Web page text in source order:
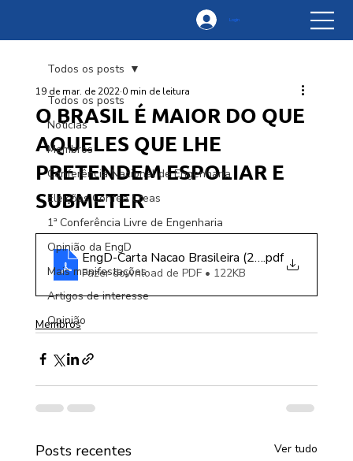
Login
Todos os posts
Notícias
Membros
Conferência Nacional de Engenharia
Eleições Confea Creas
1ª Conferência Livre de Engenharia
Opinião da EngD
Mais manifestações
Artigos de interesse
Opinião
Todos os posts
O BRASIL É MAIOR DO QUE
AQUELES QUE LHE
PRETENDEM ESPOLIAR E
SUBMETER
19 de mar. de 2022 0 min de leitura
EngD-Carta Nacao Brasileira (2022.03.19)
.pdf
Fazer download de PDF • 122KB
Membros
Posts recentes Ver tudo